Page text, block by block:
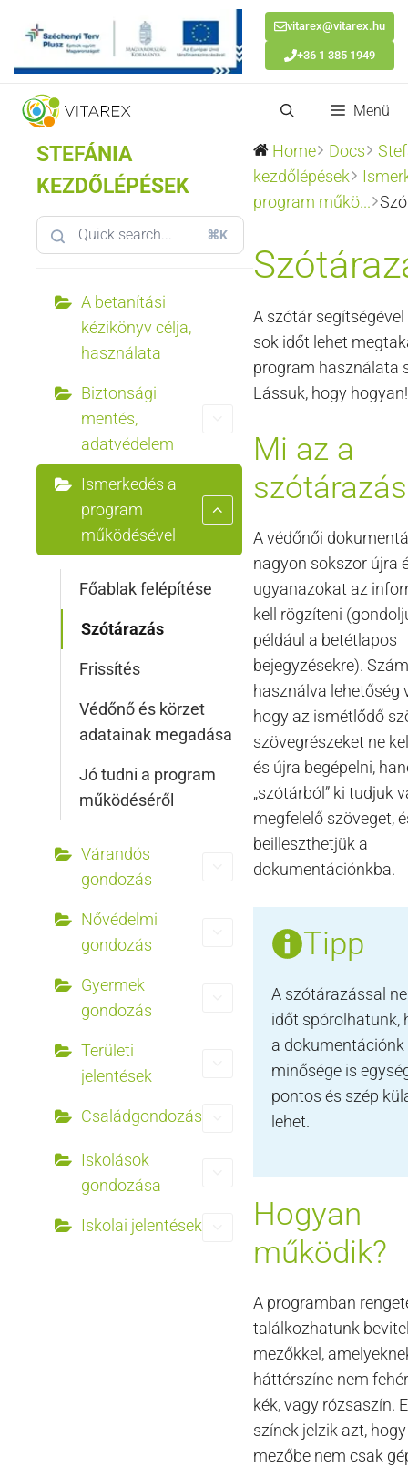
vitarex@vitarex.hu
+36 1 385 1949
Kilépés
tartalomba
Menü
STEFÁNIA
KEZDŐLÉPÉSEK
⌘K
A betanítási
kézikönyv célja,
használata
Biztonsági
mentés,
adatvédelem
Ismerkedés a
program
működésével
Főablak felépítése
Szótárazás
Frissítés
Védőnő és körzet
adatainak megadása
Jó tudni a program
működéséről
Várandós
gondozás
Nővédelmi
gondozás
Gyermek
gondozás
Területi
jelentések
Családgondozás
Iskolások
gondozása
Iskolai jelentések
Home Docs
kezdőlépések
program műkö...
A szótár
sok időt lehet
program használata
Lássuk, hogy hogyan!
Mi az a
A védőnői
nagyon sokszor újra
ugyanazokat az
kell rögzíteni
például a betétlapos
bejegyzésekre).
használva lehetőség
hogy az ismétlődő
szövegrészeket ne
és újra begépelni,
„szótárból” ki tudjuk
megfelelő szöveget,
beilleszthetjük a
dokumentációnkba.
Tipp
A szótárazással
időt spórolhatunk,
a dokumentációnk
minősége is
pontos és szép
lehet.
Hogyan
működik?
A programban
találkozhatunk
mezőkkel,
háttérszíne nem
kék, vagy rózsaszín.
színek jelzik azt,
mezőbe nem csak